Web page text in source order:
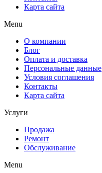
Карта сайта
Menu
О компании
Блог
Оплата и доставка
Персональные данные
Условия соглашения
Контакты
Карта сайта
Услуги
Продажа
Ремонт
Обслуживание
Menu